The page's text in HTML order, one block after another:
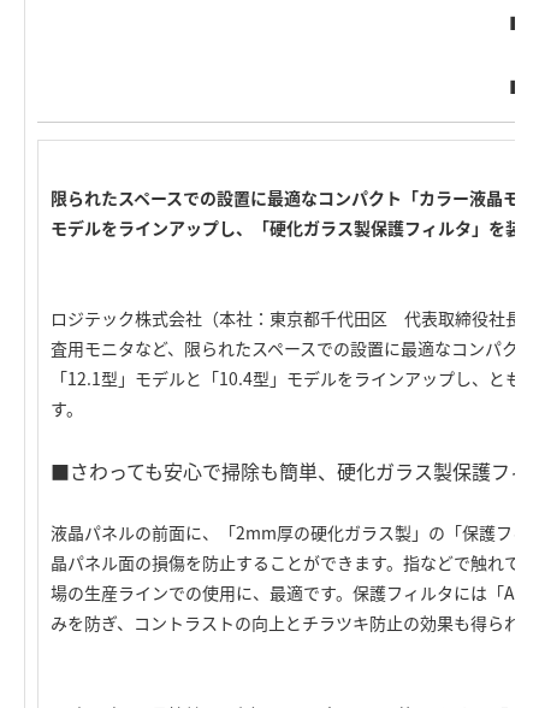
限られたスペースでの設置に最適なコンパクト「カラー液晶モ
モデルをラインアップし、「硬化ガラス製保護フィルタ」を装
ロジテック株式会社（本社：東京都千代田区 代表取締役社長
査用モニタなど、限られたスペースでの設置に最適なコンパク
「12.1型」モデルと「10.4型」モデルをラインアップし、と
す。
■さわっても安心で掃除も簡単、硬化ガラス製保護フィ
液晶パネルの前面に、「2mm厚の硬化ガラス製」の「保護フ
晶パネル面の損傷を防止することができます。指などで触れて
場の生産ラインでの使用に、最適です。保護フィルタには「
みを防ぎ、コントラストの向上とチラツキ防止の効果も得られ